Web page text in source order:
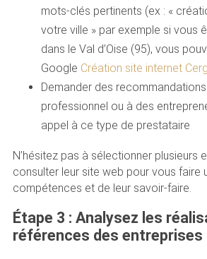
mots-clés pertinents (ex : «
votre ville » par exemple si vous
dans le Val d’Oise (95), vous
Google Création site internet
Demander des
professionnel ou à des
appel à ce type de prestataire
N’hésitez pas à sélectionner plusieurs
consulter leur site web pour vous faire
compétences et de leur savoir-faire.
Étape 3 : Analysez les
références des entreprises